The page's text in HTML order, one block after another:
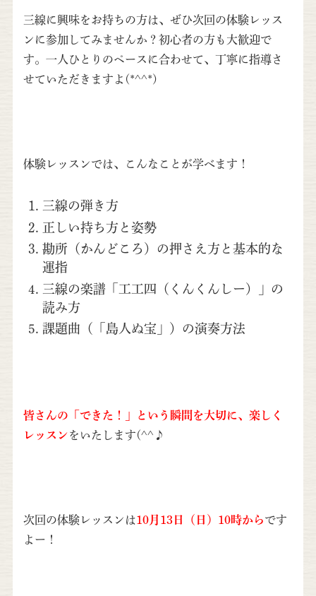
三線に興味をお持ちの方は、ぜひ次回の体験レッス
ンに参加してみませんか？初心者の方も大歓迎で
す。一人ひとりのペースに合わせて、丁寧に指導さ
せていただきますよ(*^^*)
体験レッスンでは、こんなことが学べます！
三線の弾き方
正しい持ち方と姿勢
勘所（かんどころ）の押さえ方と基本的な
運指
三線の楽譜「工工四（くんくんしー）」の
読み方
課題曲（「島人ぬ宝」）の演奏方法
皆さんの「できた！」という瞬間を大切に、楽しく
レッスンをいたします(^^♪
次回の体験レッスンは10月13日（日）10時からです
よー！